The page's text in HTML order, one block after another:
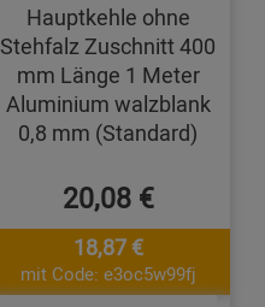
Hauptkehle ohne
Stehfalz Zuschnitt 400
mm Länge 1 Meter
Aluminium walzblank
0,8 mm (Standard)
20,08 €
18,87 €
mit Code: e3oc5w99fj